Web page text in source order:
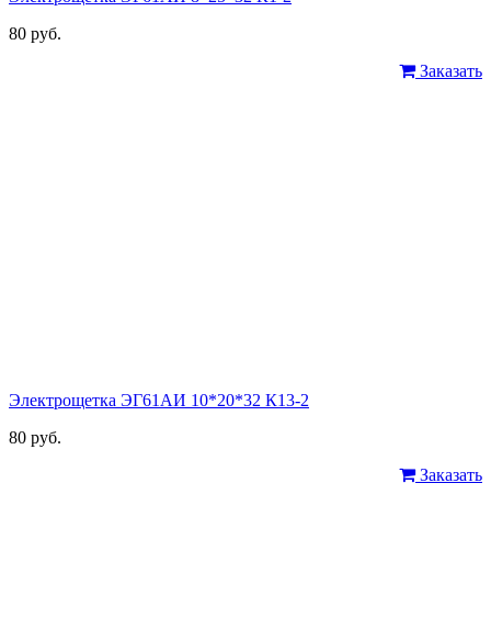
80 руб.
Заказать
Электрощетка ЭГ61АИ 10*20*32 К13-2
80 руб.
Заказать